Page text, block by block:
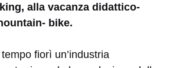
alla vacanza didattico-
bike.
fiorì un’industria